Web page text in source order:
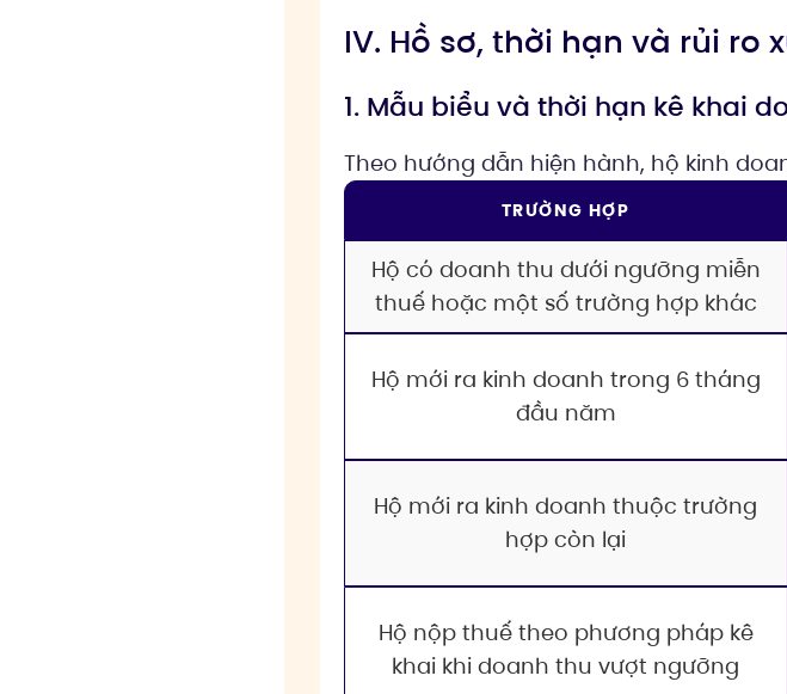
IV. Hồ sơ, thời hạn và rủi ro
1. Mẫu biểu và thời hạn kê khai
Theo hướng dẫn hiện hành, hộ kinh
TRƯỜNG HỢP
Hộ có doanh thu dưới ngưỡng miễn
thuế hoặc một số trường hợp khác
Hộ mới ra kinh doanh trong 6 tháng
đầu năm
Hộ mới ra kinh doanh thuộc trường
hợp còn lại
Hộ nộp thuế theo phương pháp kê
khai khi doanh thu vượt ngưỡng